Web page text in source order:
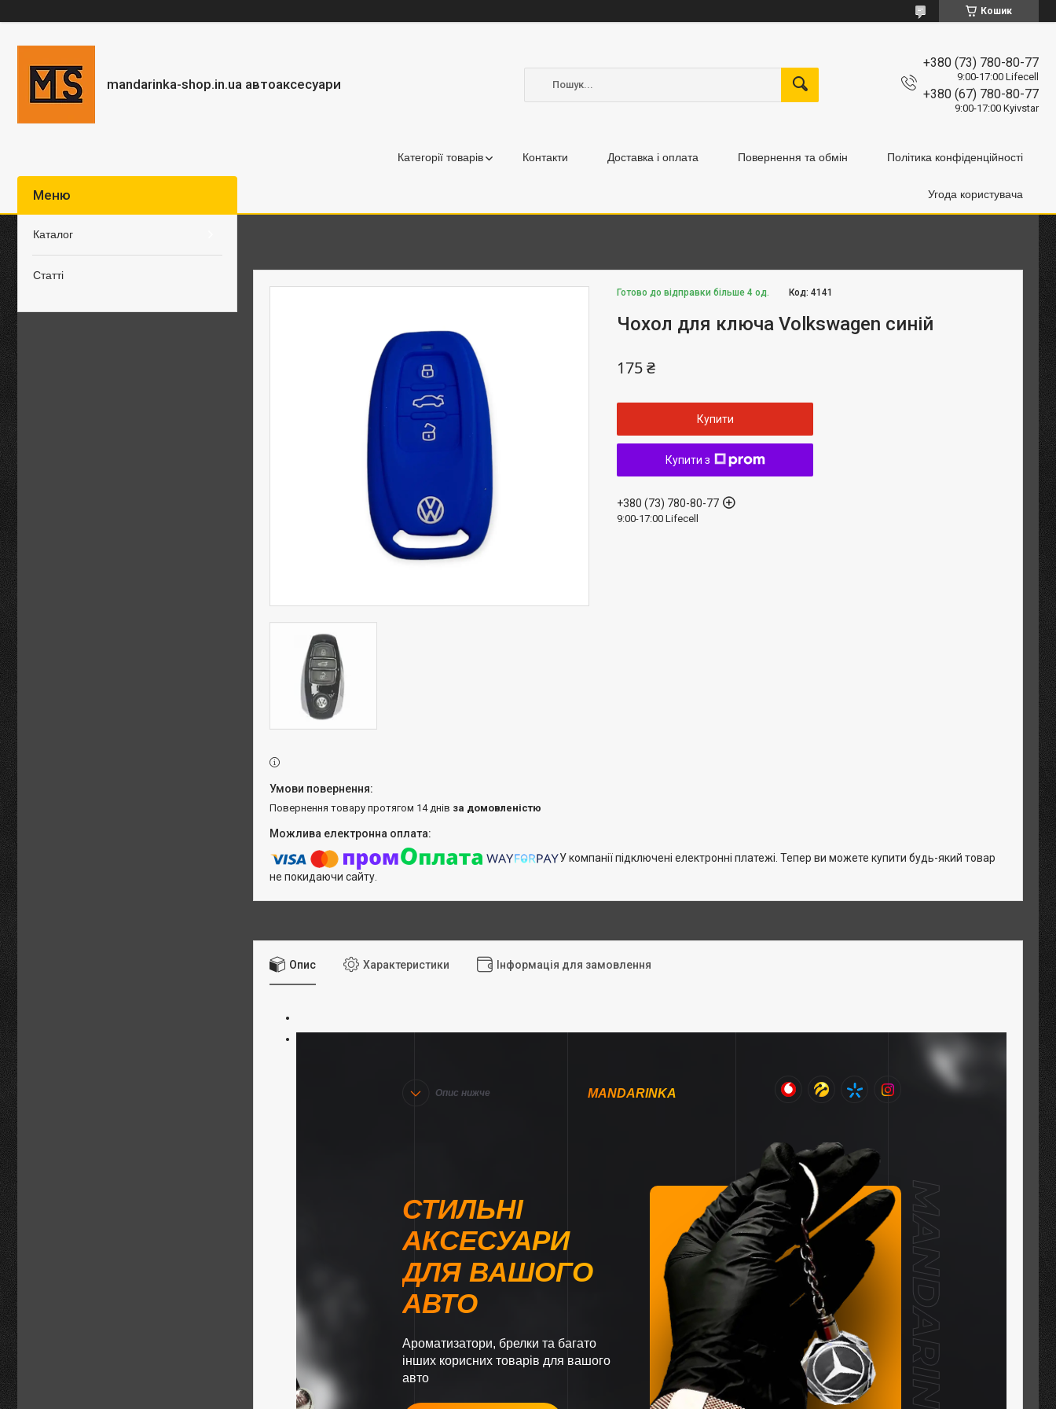
Кошик
mandarinka-shop.in.ua автоаксесуари
+380 (73) 780-80-77
9:00-17:00 Lifecell
+380 (67) 780-80-77
9:00-17:00 Kyivstar
Категорії товарів Контакти Доставка і оплата Повернення та обмін Політика конфіденційності
Угода користувача
Готово до відправки більше 4 од. Код:4141
Чохол для ключа Volkswagen синій
175 ₴
Купити
Купити з
+380 (73) 780-80-77
9:00-17:00 Lifecell
повернення товару протягом 14 днів за домовленістю
У компанії підключені електронні платежі. Тепер ви можете купити будь-який товар
не покидаючи сайту.
Опис Характеристики Інформація для замовлення
Опис нижче MANDARINKA
СТИЛЬНІ
АКСЕСУАРИ
ДЛЯ ВАШОГО
АВТО
Ароматизатори, брелки та багато
інших корисних товарів для вашого
авто
Каталог
Статті